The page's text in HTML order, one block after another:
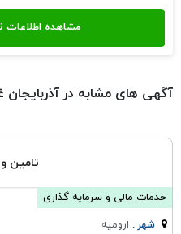
آگهی های مشابه در آذربایجان
تامین
خدمات مالی و سرمایه گذاری
شهر : اروميه